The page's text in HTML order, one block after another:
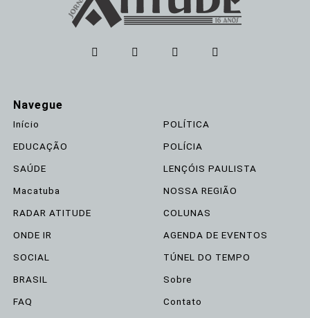
Navegue
Início
POLÍTICA
EDUCAÇÃO
POLÍCIA
SAÚDE
LENÇÓIS PAULISTA
Macatuba
NOSSA REGIÃO
RADAR ATITUDE
COLUNAS
ONDE IR
AGENDA DE EVENTOS
SOCIAL
TÚNEL DO TEMPO
BRASIL
Sobre
FAQ
Contato